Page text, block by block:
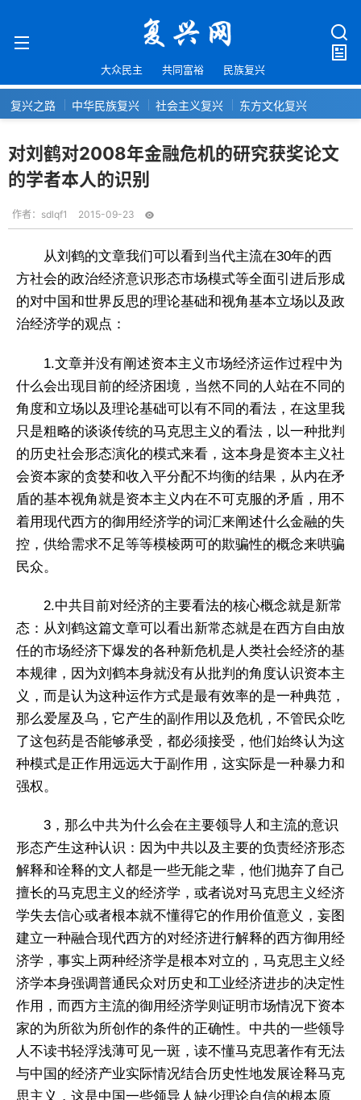
大众民主 共同富裕 民族复兴
复兴之路 中华民族复兴 社会主义复兴 东方文化复兴
对刘鹤对2008年金融危机的研究获奖论文
的学者本人的识别
作者： sdlqf1 2015-09-23
从刘鹤的文章我们可以看到当代主流在30年的西
方社会的政治经济意识形态市场模式等全面引进后形成
的对中国和世界反思的理论基础和视角基本立场以及政
治经济学的观点：
1.文章并没有阐述资本主义市场经济运作过程中为
什么会出现目前的经济困境，当然不同的人站在不同的
角度和立场以及理论基础可以有不同的看法，在这里我
只是粗略的谈谈传统的马克思主义的看法，以一种批判
的历史社会形态演化的模式来看，这本身是资本主义社
会资本家的贪婪和收入平分配不均衡的结果，从内在矛
盾的基本视角就是资本主义内在不可克服的矛盾，用不
着用现代西方的御用经济学的词汇来阐述什么金融的失
控，供给需求不足等等模棱两可的欺骗性的概念来哄骗
民众。
2.中共目前对经济的主要看法的核心概念就是新常
态：从刘鹤这篇文章可以看出新常态就是在西方自由放
任的市场经济下爆发的各种新危机是人类社会经济的基
本规律，因为刘鹤本身就没有从批判的角度认识资本主
义，而是认为这种运作方式是最有效率的是一种典范，
那么爱屋及乌，它产生的副作用以及危机，不管民众吃
了这包药是否能够承受，都必须接受，他们始终认为这
种模式是正作用远远大于副作用，这实际是一种暴力和
强权。
3，那么中共为什么会在主要领导人和主流的意识
形态产生这种认识：因为中共以及主要的负责经济形态
解释和诠释的文人都是一些无能之辈，他们抛弃了自己
擅长的马克思主义的经济学，或者说对马克思主义经济
学失去信心或者根本就不懂得它的作用价值意义，妄图
建立一种融合现代西方的对经济进行解释的西方御用经
济学，事实上两种经济学是根本对立的，马克思主义经
济学本身强调普通民众对历史和工业经济进步的决定性
作用，而西方主流的御用经济学则证明市场情况下资本
家的为所欲为所创作的条件的正确性。中共的一些领导
人不读书轻浮浅薄可见一斑，读不懂马克思著作有无法
与中国的经济产业实际情况结合历史性地发展诠释马克
思主义，这是中国一些领导人缺少理论自信的根本原